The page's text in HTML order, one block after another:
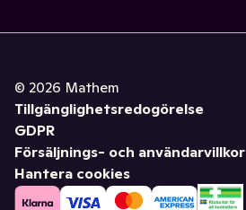
© 2026 Mathem
Tillgänglighetsredogörelse
GDPR
Försäljnings- och användarvillkor
Hantera cookies